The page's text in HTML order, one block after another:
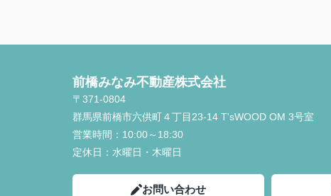
前橋みなみ不動産株式会社
〒371-0804
群馬県前橋市六供町４丁目23‐14 T'sWOOD OM 3号室
営業時間： 10:00～18:30
定休日： 水曜日・木曜日
お問い合わせ